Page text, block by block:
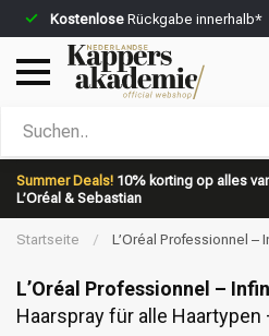
Kostenlose Rückgabe innerhalb*
Summer Deals! 10% korting op alles
L’Oréal & Sebastian
Nach welcher Kategorie
Startseite /
L’Oréal Professionnel –
L’Oréal Professionnel –
Haarspray für alle Haartypen